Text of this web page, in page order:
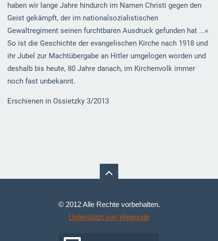
haben wir lange Jahre hindurch im Namen Christi gegen den
Geist gekämpft, der im nationalsozialistischen
Gewaltregiment seinen furchtbaren Ausdruck gefunden hat ...«
So ist die Geschichte der evangelischen Kirche nach 1918 und
ihr Jubel zur Machtübergabe an Hitler umgelogen worden und
deshalb bis heute, 80 Jahre danach, im Kirchenvolk immer
noch fast unbekannt.
Erschienen in Ossietzky 3/2013
© 2012 Alle Rechte vorbehalten.
Unterstützt von Webnode